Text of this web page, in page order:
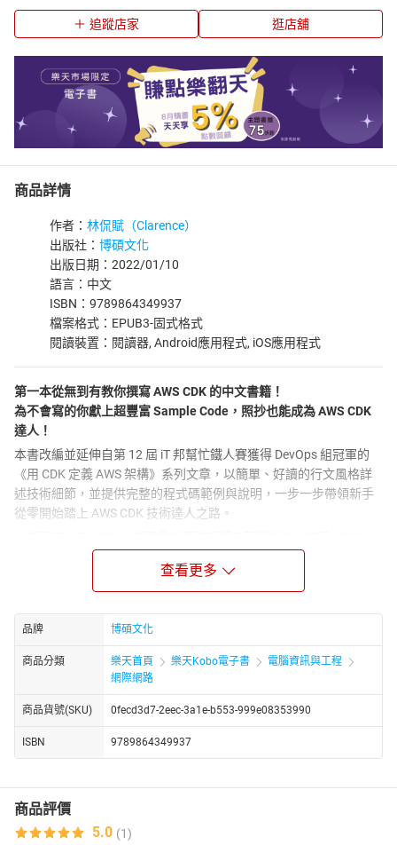
追蹤店家 逛店舖
商品詳情
作者： 林侃賦（Clarence）
出版社： 博碩文化
出版日期：2022/01/10
語言：中文
ISBN：9789864349937
檔案格式：EPUB3-固式格式
閱讀裝置：閱讀器, Android應用程式, iOS應用程式
第一本從無到有教你撰寫 AWS CDK 的中文書籍！
為不會寫的你獻上超豐富 Sample Code，照抄也能成為 AWS CDK
達人！
本書改編並延伸自第 12 屆 iT 邦幫忙鐵人賽獲得 DevOps 組冠軍的
《用 CDK 定義 AWS 架構》系列文章，以簡單、好讀的行文風格詳
述技術細節，並提供完整的程式碼範例與說明，一步一步帶領新手
從零開始踏上 AWS CDK 技術達人之路。
CloudFormation、或直接使用 AWS 管理主控台 (AWS Management
Development Kit (AWS CDK)，透過利用 AWS CDK 套件，開發者可
以定義整個雲端基礎架構使用程式的方法，同時提升可讀性，並可
撰寫測試程式來減少失誤的可能性，此外，還可以達到快速複製的
然而，目前為止 AWS CDK 最美中不足的一點，便是可利用的中文資
源仍相當稀少，因此本書希望以新手開發者的角度出發，用熟悉的
中文伴隨大家走過艱辛的前段上手過程，本書內容將會使用 AWS 管
理主控台配合 AWS CDK 程式，使用交互比對的方式協助讀者裡解、
【書籍特色】
☛中文書籍
查看更多
品牌 博碩文化
商品分類 樂天首頁 樂天Kobo電子書
電腦資訊與工程
網際網路
商品貨號(SKU) 0fecd3d7-2eec-3a1e-b553-999e08353990
ISBN 9789864349937
商品評價
5.0 (1)